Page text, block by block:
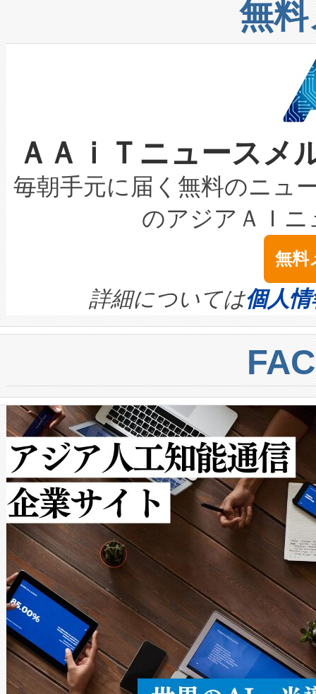
設備整備および立ち上げ調整
加組織は、Enzeneのバイオ
選定された製品について、自
取得できる可能性もあります
設には、3億～4億ドルかか
最高経営責任者（CEO）であ
す。「当社のfully-connected
ームを利用すれば、6,000万
きます。この効率性は、フェ
る電力網に大きな負担をかけ
事業者の負担軽減という課題
系統連系を迅速にし、ピーク
限を超えて利用可能な電力容
持できるよう貢献します。こ
ービスレベル契約（SLA）違
テリー性能の劣化によるダウ
念は、現在データセンターが
ます。 Voltaiq provides a
quality and reliability for AI
BESS stack to ensure battery
centers. Voltaiqは、ai&のAI
からシステム統合、試運転、
クルの各段階のデータを監視
[…]
したAvia 2は、1,000メート
狭視野のFOVを切り替えるこ
ケーブル、枝などの細かな対
なレーザースポットにより、
な環境下でも豊かなディテー
キロメートル範囲を検出
LiDAR for Inspections,
は1535 nmレーザーを搭載。
イズの小径化を実現すること
す。ノーマルモードでは、
ートル先まで検出でき、これ
トに対して約600メートルに
では、反射率10％のターゲッ
で向上し、最大検知距離は
ットだけで最大1キロメート
ルの変電所周囲を監視でき、
作業と点群処理を簡素化でき
Avia 2は、2種類のFOVオプシ
× 80°のノーマルモード、長
ードを切り替えて使用するこ
ることなく、単一のデバイス
うにします。遠距離まで届く
密度なスキャ […]
無
ＡＡｉＴニュース
毎朝手元に届く無料のニュ
のアジアＡＩ
無料
詳細については個人